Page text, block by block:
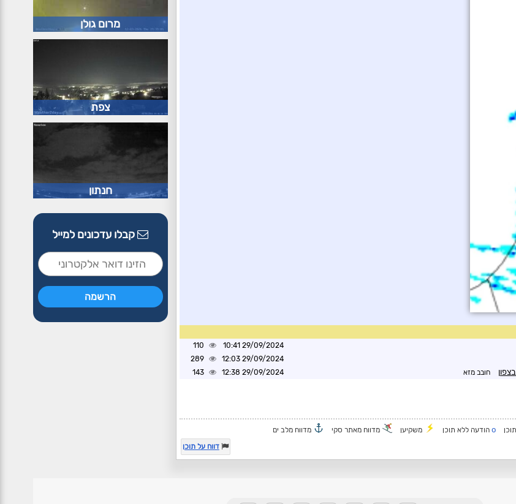
29/09/2024 10:41
110
29/09/2024 12:03
289
חובב מזא 29/09/2024 12:38
143
o הודעה ללא תוכן משקיען מדווח מאתר סקי
מדווח מלב ים
דווח על תוכן
מרום גולן
צפת
חנתון
קבלו עדכונים למייל